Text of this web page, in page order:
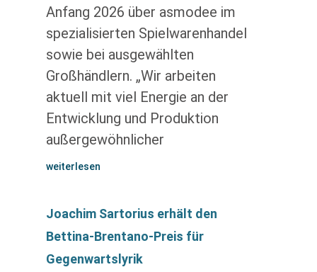
Anfang 2026 über asmodee im
spezialisierten Spielwarenhandel
sowie bei ausgewählten
Großhändlern. „Wir arbeiten
aktuell mit viel Energie an der
Entwicklung und Produktion
außergewöhnlicher
weiterlesen
Joachim Sartorius erhält den
Bettina-Brentano-Preis für
Gegenwartslyrik